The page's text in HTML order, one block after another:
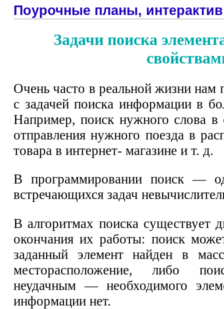
Поурочные планы, интерактив
Задачи поиска
Очень часто в реальной жизни нам
с задачей поиска информации в
Например, поиск нужного слова в
отправления нужного поезда в
товара в интернет- магазине и т. д.
В программировании поиск —
встречающихся задач
В алгоритмах поиска существует
окончания их работы: поиск
заданный элемент найден в
месторасположение, либо
неудачным — необходимого
информации нет.